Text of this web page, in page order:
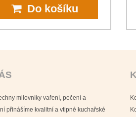
Do košíku
milovníky vaření, pečení a
přinášíme kvalitní a vtipné kuchařské